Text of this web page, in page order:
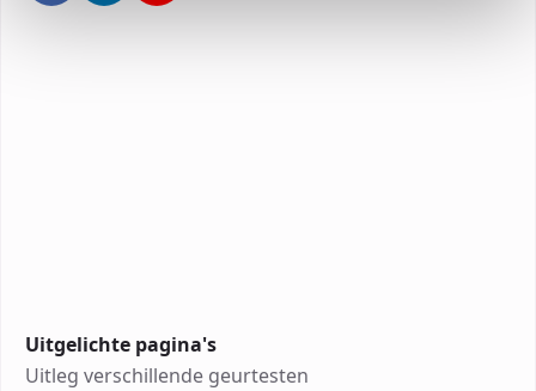
Uitgelichte pagina's
Uitleg verschillende geurtesten